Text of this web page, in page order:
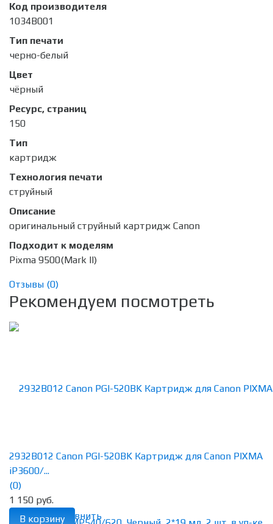
Код производителя
1034B001
Тип печати
черно-белый
Цвет
чёрный
Ресурс, страниц
150
Тип
картридж
Технология печати
струйный
Описание
оригинальный струйный картридж Canon
Подходит к моделям
Pixma 9500(Mark II)
Отзывы (0)
Рекомендуем посмотреть
избранное сравнить
2932B012 Canon PGI-520BK Картридж для Canon PIXMA
iP3600/...
(0)
1 150 руб.
В корзину